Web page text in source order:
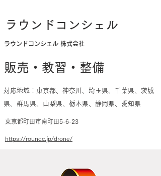
ラウンドコンシェル
ラウンドコンシェル 株式会社
販売・教習・整備
対応地域：東京都、神奈川、埼玉県、千葉県、茨城
県、群馬県、山梨県、栃木県、静岡県、愛知県
東京都町田市南町田5-6-23
https://roundc.jp/drone/